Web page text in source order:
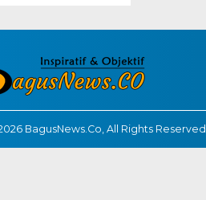
BagusNews.Co, All Rights Reserved